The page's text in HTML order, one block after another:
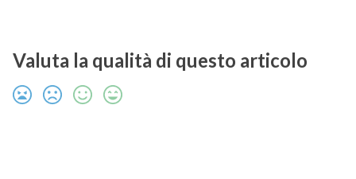
Valuta la qualità di questo articolo